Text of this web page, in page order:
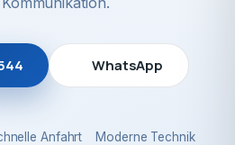
WhatsApp
Anfahrt
Moderne Technik